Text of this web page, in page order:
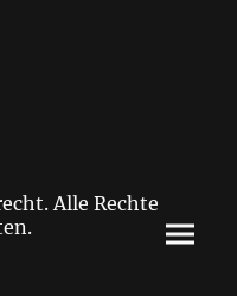
Alle Rechte